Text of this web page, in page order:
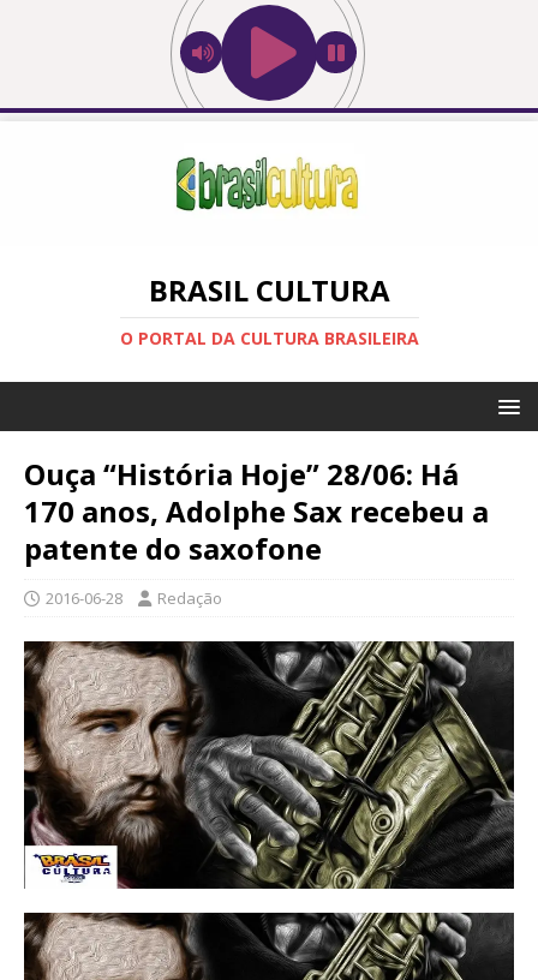
BRASIL CULTURA
O PORTAL DA CULTURA BRASILEIRA
Ouça “História Hoje” 28/06: Há
170 anos, Adolphe Sax recebeu a
patente do saxofone
2016-06-28 Redação